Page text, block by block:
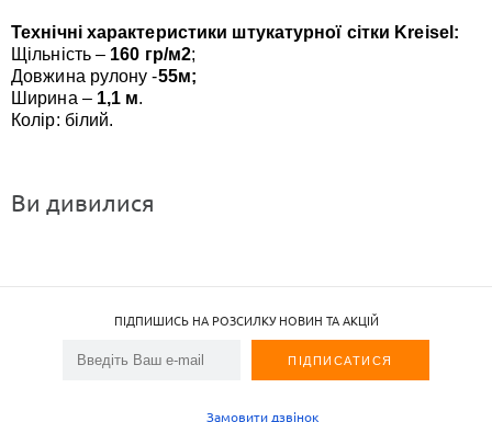
Технічні характеристики штукатурної сітки Kreisel:
Щільність – 160 гр/м2;
Довжина рулону -55м;
Ширина – 1,1 м.
Колір: білий.
Ви дивилися
ПІДПИШИСЬ НА РОЗСИЛКУ НОВИН ТА АКЦІЙ
Замовити дзвінок